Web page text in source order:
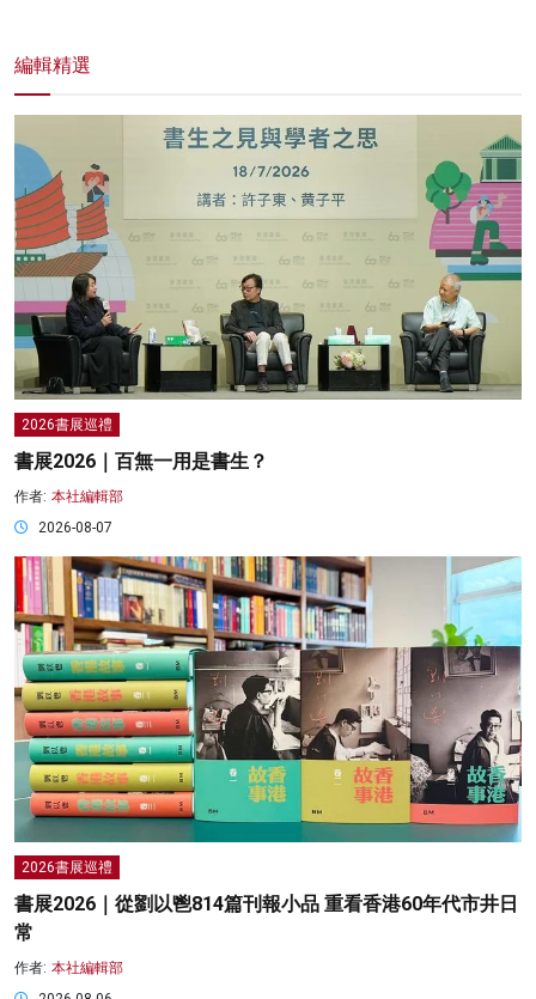
編輯精選
2026書展巡禮
書展2026｜百無一用是書生？
作者: 本社編輯部
2026-08-07
2026書展巡禮
書展2026｜從劉以鬯814篇刊報小品 重看香港60年代市井日
常
作者: 本社編輯部